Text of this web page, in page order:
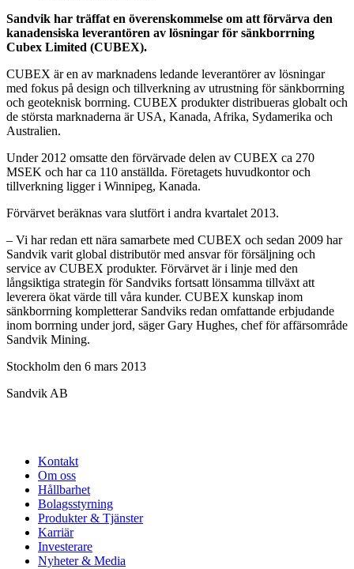
Sandvik har träffat en överenskommelse om att förvärva den
kanadensiska leverantören av lösningar för sänkborrning
Cubex Limited (CUBEX).
CUBEX är en av marknadens ledande leverantörer av lösningar
med fokus på design och tillverkning av utrustning för sänkborrning
och geoteknisk borrning. CUBEX produkter distribueras globalt och
de största marknaderna är USA, Kanada, Afrika, Sydamerika och
Australien.
Under 2012 omsatte den förvärvade delen av CUBEX ca 270
MSEK och har ca 110 anställda. Företagets huvudkontor och
tillverkning ligger i Winnipeg, Kanada.
Förvärvet beräknas vara slutfört i andra kvartalet 2013.
– Vi har redan ett nära samarbete med CUBEX och sedan 2009 har
Sandvik varit global distributör med ansvar för försäljning och
service av CUBEX produkter. Förvärvet är i linje med den
långsiktiga strategin för Sandviks fortsatt lönsamma tillväxt att
leverera ökat värde till våra kunder. CUBEX kunskap inom
sänkborrning kompletterar Sandviks redan omfattande erbjudande
inom borrning under jord, säger Gary Hughes, chef för affärsområde
Sandvik Mining.
Stockholm den 6 mars 2013
Sandvik AB
Kontakt
Om oss
Hållbarhet
Bolagsstyrning
Produkter & Tjänster
Karriär
Investerare
Nyheter & Media